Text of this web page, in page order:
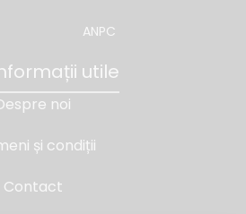
ANPC
utile
noi
și condiții
Contact